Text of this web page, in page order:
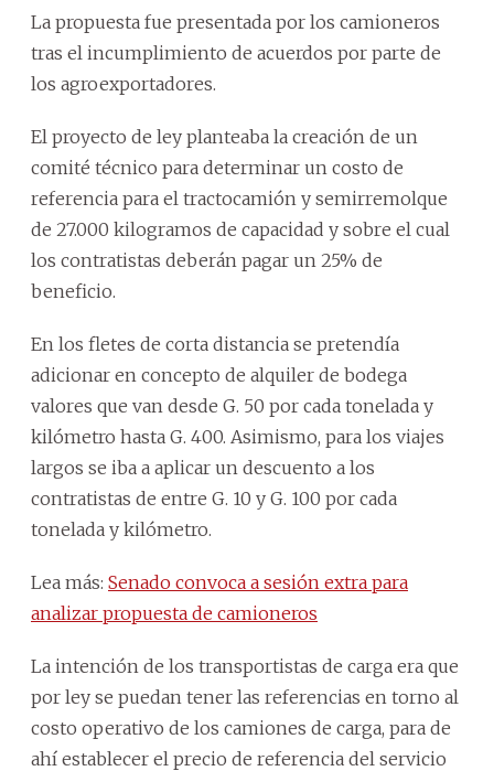
La propuesta fue presentada por los camioneros
tras el incumplimiento de acuerdos por parte de
los agroexportadores.
El proyecto de ley planteaba la creación de un
comité técnico para determinar un costo de
referencia para el tractocamión y semirremolque
de 27.000 kilogramos de capacidad y sobre el cual
los contratistas deberán pagar un 25% de
beneficio.
En los fletes de corta distancia se pretendía
adicionar en concepto de alquiler de bodega
valores que van desde G. 50 por cada tonelada y
kilómetro hasta G. 400. Asimismo, para los viajes
largos se iba a aplicar un descuento a los
contratistas de entre G. 10 y G. 100 por cada
tonelada y kilómetro.
Lea más: Senado convoca a sesión extra para
analizar propuesta de camioneros
La intención de los transportistas de carga era que
por ley se puedan tener las referencias en torno al
costo operativo de los camiones de carga, para de
ahí establecer el precio de referencia del servicio